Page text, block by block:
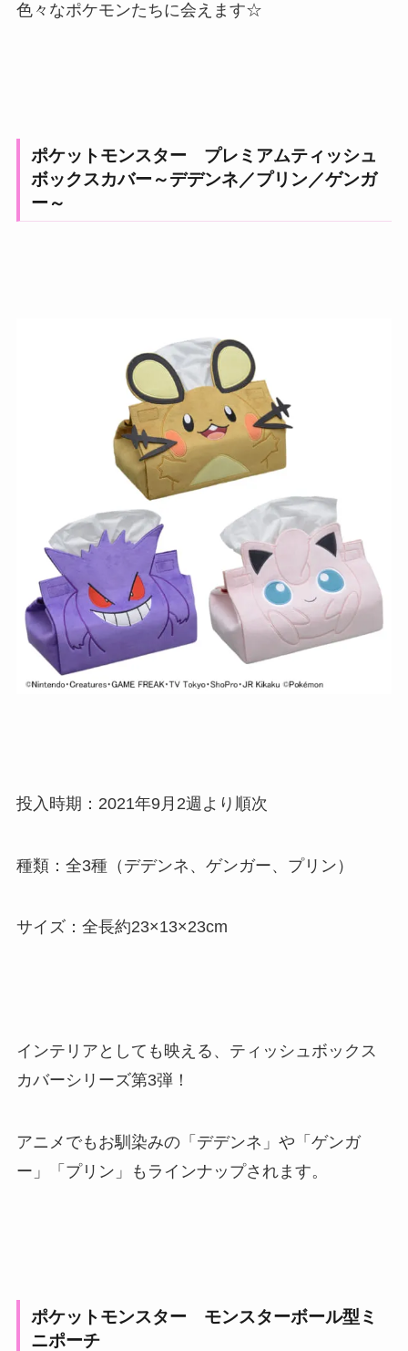
色々なポケモンたちに会えます☆
ポケットモンスター プレミアムティッシュ
ボックスカバー～デデンネ／プリン／ゲンガ
ー～
投入時期：2021年9月2週より順次
種類：全3種（デデンネ、ゲンガー、プリン）
サイズ：全長約23×13×23cm
インテリアとしても映える、ティッシュボックス
カバーシリーズ第3弾！
アニメでもお馴染みの「デデンネ」や「ゲンガ
ー」「プリン」もラインナップされます。
ポケットモンスター モンスターボール型ミ
ニポーチ